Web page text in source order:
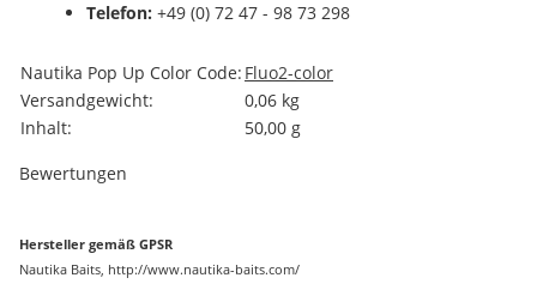
Telefon: +49 (0) 72 47 - 98 73 298
Produkteigenschaft
Wert
Nautika Pop Up Color Code: Fluo2-color
Versandgewicht:
0,06 kg
Inhalt:
50,00 g
Bewertungen
Hersteller gemäß GPSR
Nautika Baits, http://www.nautika-baits.com/